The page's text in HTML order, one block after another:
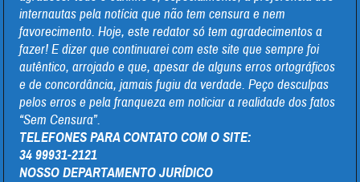
internautas pela notícia que não tem censura e nem
favorecimento. Hoje, este redator só tem agradecimentos a
fazer! E dizer que continuarei com este site que sempre foi
autêntico, arrojado e que, apesar de alguns erros ortográficos
e de concordância, jamais fugiu da verdade. Peço desculpas
pelos erros e pela franqueza em noticiar a realidade dos fatos
“Sem Censura”.
TELEFONES PARA CONTATO COM O SITE:
34 99931-2121
NOSSO DEPARTAMENTO JURÍDICO